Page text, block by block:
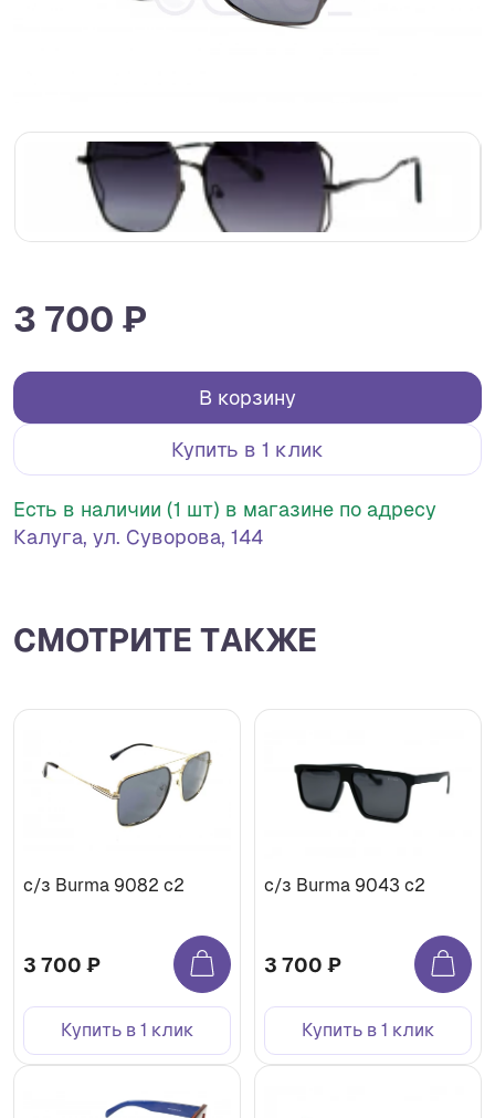
3 700 ₽
В корзину
Купить в 1 клик
Есть в наличии (1 шт) в магазине по адресу
Калуга, ул. Суворова, 144
СМОТРИТЕ ТАКЖЕ
с/з Burma 9082 c2
3 700 ₽
Купить в 1 клик
с/з Burma 9043 c2
3 700 ₽
Купить в 1 клик